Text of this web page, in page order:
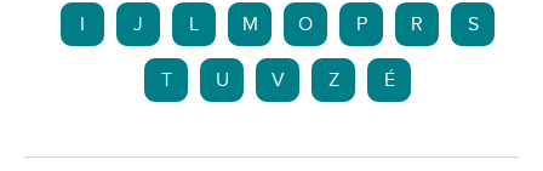
J L M O P R S
T U V Z É